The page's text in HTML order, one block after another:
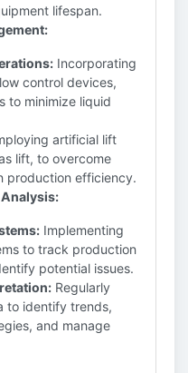
lifespan.
Incorporating
control devices,
to minimize liquid
artificial lift
lift, to overcome
production efficiency.
Implementing
to track production
potential issues.
Regularly
to identify trends,
and manage